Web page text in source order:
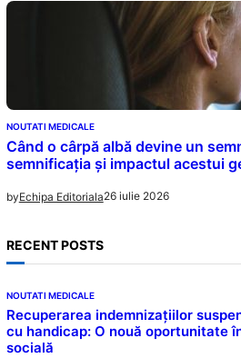
NOUTATI MEDICALE
Când o cârpă albă devine un
semnificația și impactul acestui
byEchipa Editoriala26 iulie 2026
RECENT POSTS
NOUTATI MEDICALE
Recuperarea indemnizațiilor
cu handicap: O nouă oportunitate
socială